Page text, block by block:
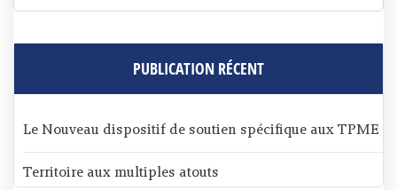
PUBLICATION RÉCENT
Le Nouveau dispositif de soutien spécifique aux TPME
Territoire aux multiples atouts